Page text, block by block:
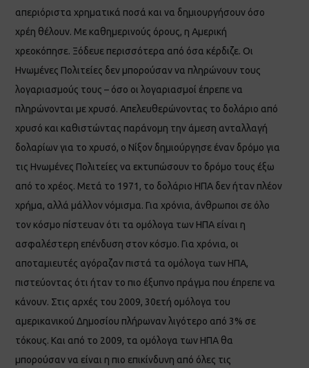
απεριόριστα χρηματικά ποσά και να δημιουργήσουν όσο
χρέη θέλουν. Με καθημερινούς όρους, η Αμερική
χρεοκόπησε. Ξόδευε περισσότερα από όσα κέρδιζε. Οι
Ηνωμένες Πολιτείες δεν μπορούσαν να πληρώνουν τους
λογαριασμούς τους – όσο οι λογαριασμοί έπρεπε να
πληρώνονται με χρυσό. Απελευθερώνοντας το δολάριο από
χρυσό και καθιστώντας παράνομη την άμεση ανταλλαγή
δολαρίων για το χρυσό, ο Νίξον δημιούργησε έναν δρόμο για
τις Ηνωμένες Πολιτείες να εκτυπώσουν το δρόμο τους έξω
από το χρέος. Μετά το 1971, το δολάριο ΗΠΑ δεν ήταν πλέον
χρήμα, αλλά μάλλον νόμισμα. Για χρόνια, άνθρωποι σε όλο
τον κόσμο πίστευαν ότι τα ομόλογα των ΗΠΑ είναι η
ασφαλέστερη επένδυση στον κόσμο. Για χρόνια, οι
αποταμιευτές αγόραζαν πιστά τα ομόλογα των ΗΠΑ,
πιστεύοντας ότι ήταν το πιο έξυπνο πράγμα που έπρεπε να
κάνουν. Στις αρχές του 2009, 30ετή ομόλογα του
αμερικανικού Δημοσίου πλήρωναν λιγότερο από 3% σε
τόκους. Και από το 2009, τα ομόλογα των ΗΠΑ θα
μπορούσαν να είναι η πιο επικίνδυνη από όλες τις